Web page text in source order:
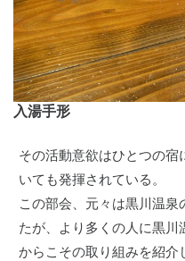
入湯手形
その活動意欲はひとつの宿
いても発揮されている。
この部会、元々は黒川温
たが、より多くの人に黒
からこその取り組みを紹介